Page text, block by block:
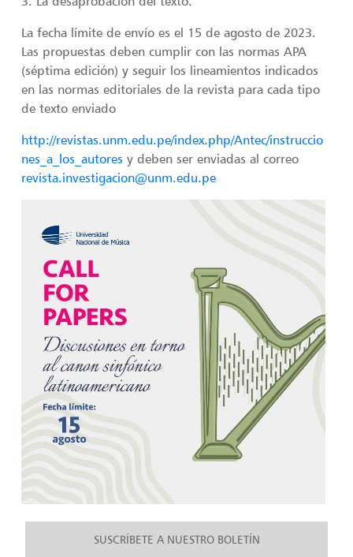
La fecha límite de envío es el 15 de agosto de 2023.
Las propuestas deben cumplir con las normas APA
(séptima edición) y seguir los lineamientos indicados
en las normas editoriales de la revista para cada tipo
de texto enviado
http://revistas.unm.edu.pe/index.php/Antec/instruccio
nes_a_los_autores y deben ser enviadas al correo
revista.investigacion@unm.edu.pe
SUSCRÍBETE A NUESTRO BOLETÍN